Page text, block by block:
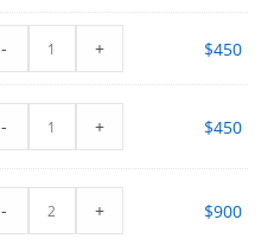
- + $450
- + $450
- + $900